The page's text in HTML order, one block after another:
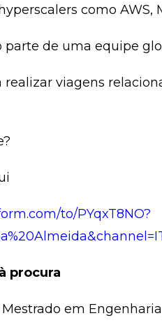
como AWS,
parte de uma equipe
realizar viagens
to/PYqxT8NO?
procura
em